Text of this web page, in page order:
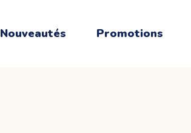
Nouveautés Promotions